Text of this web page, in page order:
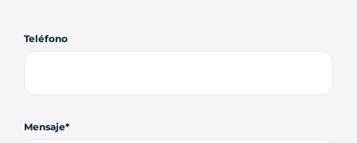
Teléfono
Mensaje